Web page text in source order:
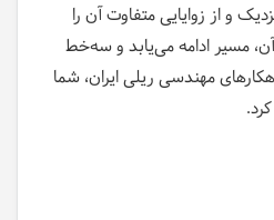
و از زوایایی متفاوت آن را
مسیر ادامه می‌یابد و سه‌خط
مهندسی ریلی ایران، شما